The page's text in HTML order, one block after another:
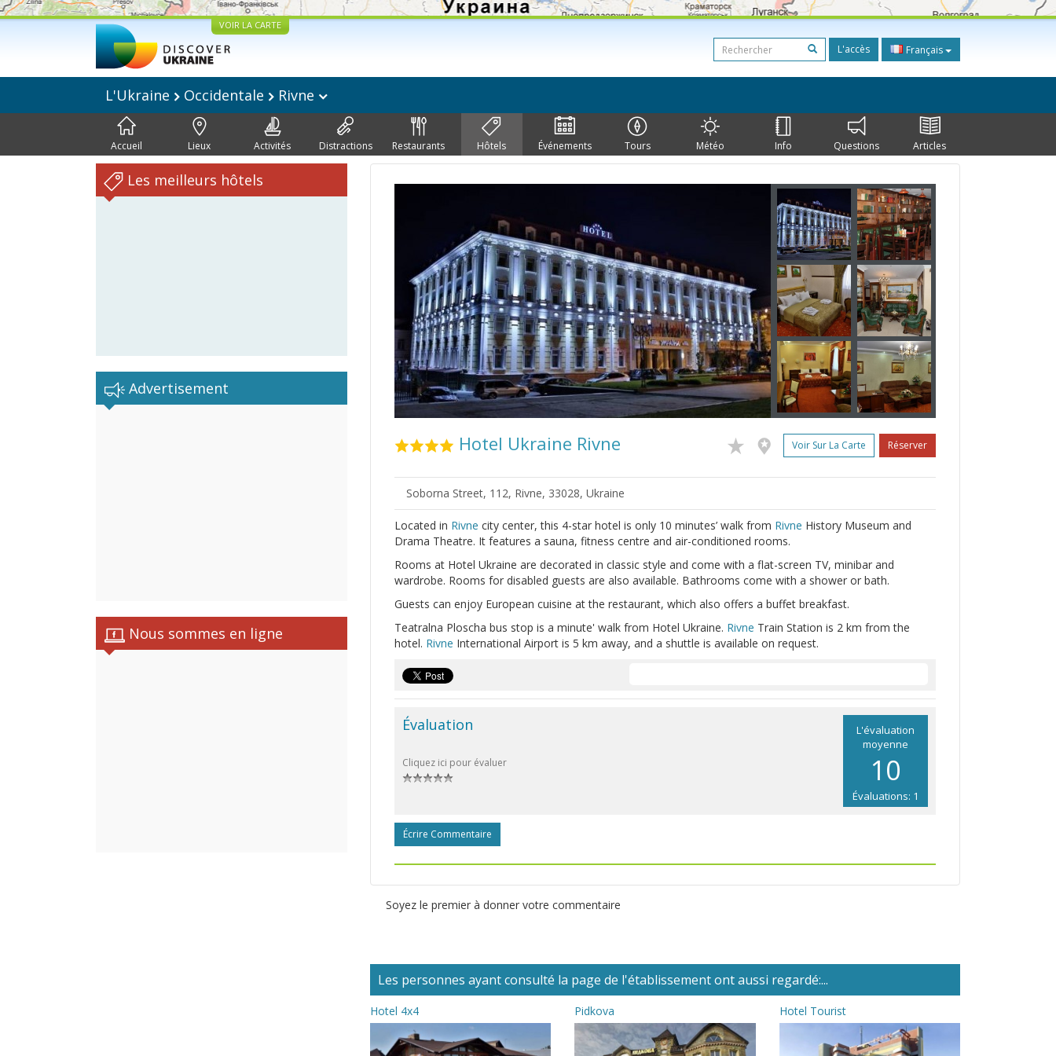
VOIR LA CARTE
L'accès Français
L'Ukraine Occidentale Rivne
Accueil Lieux Activités Distractions Restaurants Hôtels Événements Tours Météo Info Questions Articles
Les meilleurs hôtels
Advertisement
Nous sommes en ligne
Hotel Ukraine Rivne Voir Sur La Carte Réserver
Soborna Street, 112, Rivne, 33028, Ukraine
Located in Rivne city center, this 4-star hotel is only 10 minutes’ walk from Rivne History Museum and
Drama Theatre. It features a sauna, fitness centre and air-conditioned rooms.
Rooms at Hotel Ukraine are decorated in classic style and come with a flat-screen TV, minibar and
wardrobe. Rooms for disabled guests are also available. Bathrooms come with a shower or bath.
Guests can enjoy European cuisine at the restaurant, which also offers a buffet breakfast.
Teatralna Ploscha bus stop is a minute' walk from Hotel Ukraine. Rivne Train Station is 2 km from the
hotel. Rivne International Airport is 5 km away, and a shuttle is available on request.
L'évaluation
moyenne
10
Évaluations: 1
Évaluation
Cliquez ici pour évaluer
Écrire Commentaire
Soyez le premier à donner votre commentaire
Les personnes ayant consulté la page de l'établissement ont aussi regardé:...
Hotel 4x4 Pidkova Hotel Tourist